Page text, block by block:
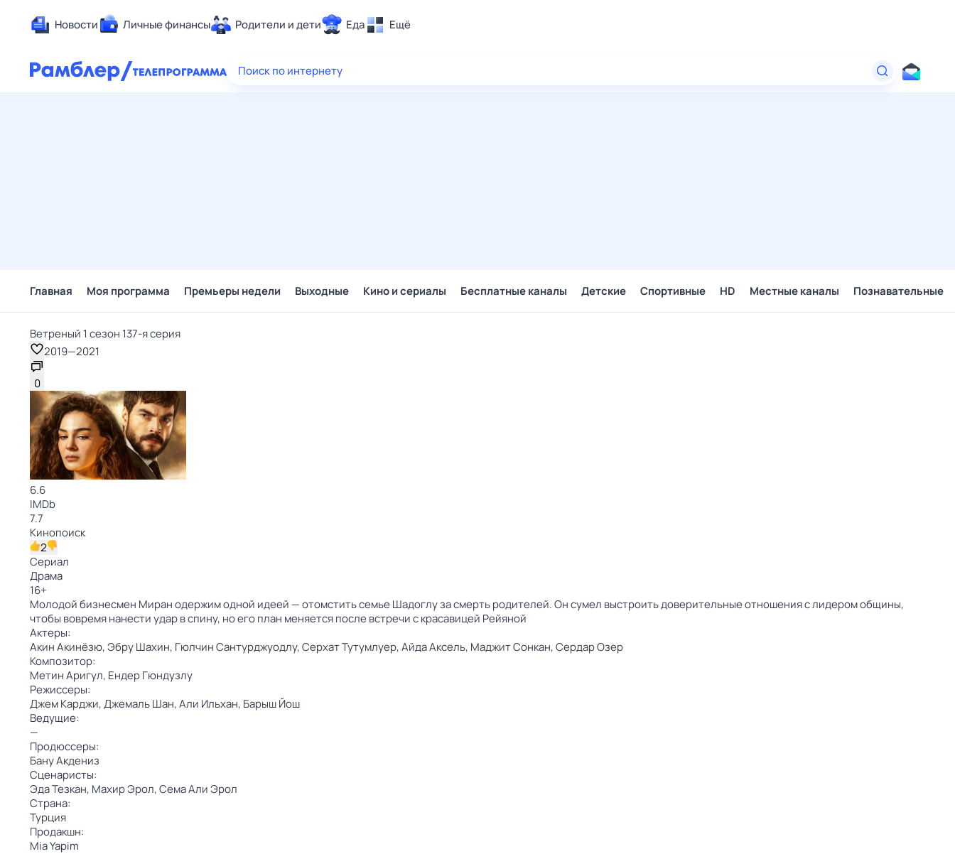
Новости Личные финансы Родители и дети Еда Ещё
Здоровье
Поиск по интернету
Главная Моя программа Премьеры недели Выходные Кино и сериалы Бесплатные каналы Детские Спортивные HD Местные каналы Познавательные
Ветреный 1 сезон 137-я серия
2019—2021
0
6.6
IMDb
7.7
Кинопоиск
2
Сериал
Драма
16+
Молодой бизнесмен Миран одержим одной идеей — отомстить семье Шадоглу за смерть родителей. Он сумел выстроить доверительные отношения с лидером общины,
чтобы вовремя нанести удар в спину, но его план меняется после встречи с красавицей Рейяной
Актеры:
Акин Акинёзю,Эбру Шахин, Гюлчин Сантурджуодлу,Серхат Тутумлуер,Айда Аксель, Маджит Сонкан,Сердар Озер
Композитор:
Метин Аригул, Ендер Гюндузлу
Режиссеры:
Джем Карджи,Джемаль Шан,Али Ильхан, Барыш Йош
Ведущие:
—
Продюссеры:
Бану Акдениз
Сценаристы:
Эда Тезкан, Махир Эрол,Сема Али Эрол
Страна:
Турция
Продакшн:
Mia Yapim